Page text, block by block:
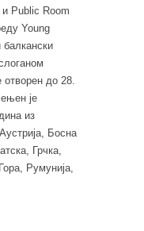
и Public Room
Young
отворен до 28.
је
из
Босна
Грчка,
Румунија,